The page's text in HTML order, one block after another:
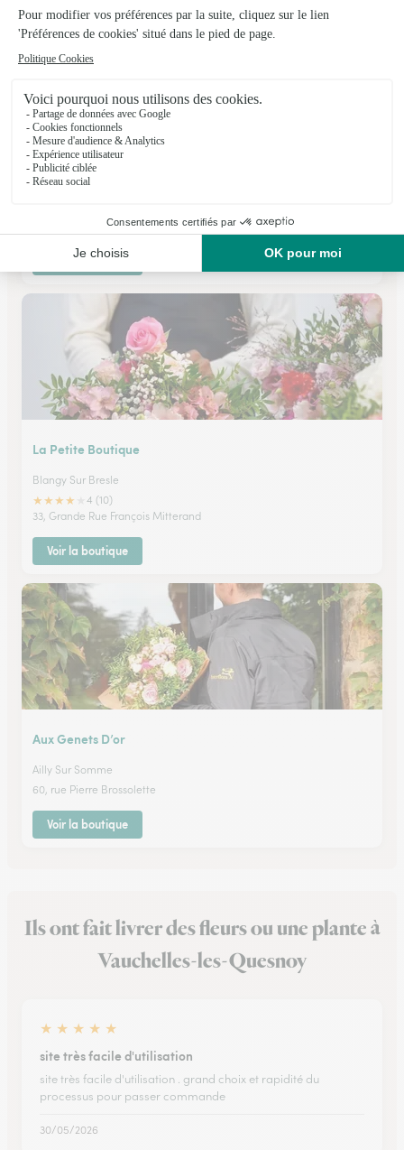
Vert’tige
198, rue d'Amiens
Voir la boutique
La Petite Boutique
Blangy Sur Bresle
★★★★
4 (10)
33, Grande Rue François Mitterand
Voir la boutique
Aux Genets D’or
Ailly Sur Somme
60, rue Pierre Brossolette
Voir la boutique
Ils ont fait livrer des fleurs ou une plante à
Vauchelles-les-Quesnoy
★ ★ ★ ★ ★
site très facile d'utilisation
site très facile d'utilisation . grand choix et rapidité du
processus pour passer commande
30/05/2026